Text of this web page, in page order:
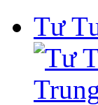
Tư